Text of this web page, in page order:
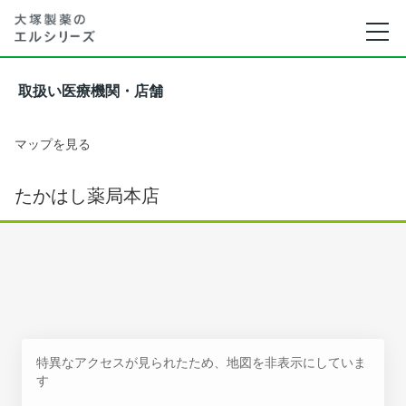
取扱い医療機関・店舗
マップを見る
たかはし薬局本店
特異なアクセスが見られたため、地図を非表示にしていま
す